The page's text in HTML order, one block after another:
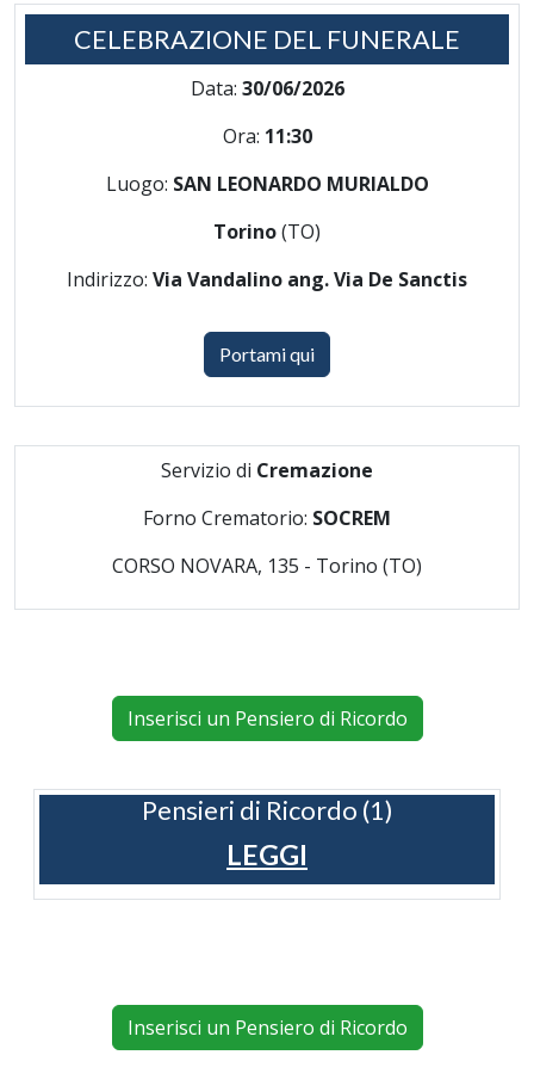
CELEBRAZIONE DEL FUNERALE
Data: 30/06/2026
Ora: 11:30
Luogo: SAN LEONARDO MURIALDO
Torino(TO)
Indirizzo: Via Vandalino ang. Via De Sanctis
Portami qui
Servizio di Cremazione
Forno Crematorio: SOCREM
CORSO NOVARA, 135 - Torino (TO)
Inserisci un Pensiero di Ricordo
Pensieri di Ricordo (1)
LEGGI
Inserisci un Pensiero di Ricordo